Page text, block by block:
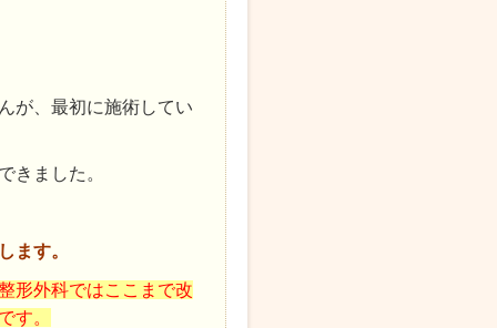
が、最初に施術してい
きました。
ます。
形外科ではここまで改
す。